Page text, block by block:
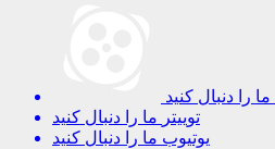
ما را دنبال کنید
توییتر ما را دنبال کنید
یوتیوب ما را دنبال کنید